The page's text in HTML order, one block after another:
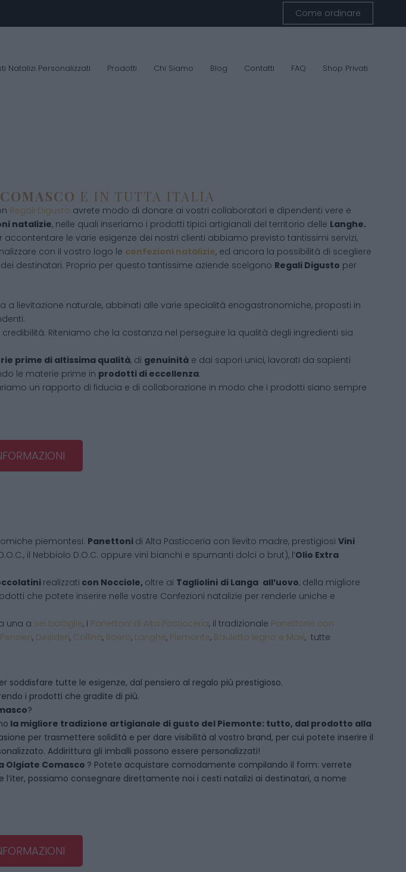
Come ordinare
Natalizi Personalizzati Prodotti Chi Siamo Blog Contatti FAQ Shop Privati
E IN TUTTA ITALIA
Regali Digusto avrete modo di donare ai vostri collaboratori e dipendenti vere e
natalizie, nelle quali inseriamo i prodotti tipici artigianali del territorio delle Langhe.
accontentare le varie esigenze dei nostri clienti abbiamo previsto tantissimi servizi,
con il vostro logo le confezioni natalizie, ed ancora la possibilità di scegliere
destinatari. Proprio per questo tantissime aziende scelgono Regali Digusto per
a lievitazione naturale, abbinati alle varie specialità enogastronomiche, proposti in
Riteniamo che la costanza nel perseguire la qualità degli ingredienti sia
prime di altissima qualità, di genuinità e dai sapori unici, lavorati da sapienti
le materie prime in prodotti di eccellenza.
un rapporto di fiducia e di collaborazione in modo che i prodotti siano sempre
piemontesi: Panettoni di Alta Pasticceria con lievito madre, prestigiosi Vini
il Nebbiolo D.O.C. oppure vini bianchi e spumanti dolci o brut), l’Olio Extra
realizzati con Nocciole, oltre ai Tagliolini di Langa all’uovo, della migliore
che potete inserire nelle vostre Confezioni natalizie per renderle uniche e
una a sei bottiglie, i Panettoni di Alta Pasticceria, il tradizionale Panettone con
Pensieri, Desideri, Collina, Roero, Langhe, Piemonte, Bauletto legno e Maxi, tutte
soddisfare tutte le esigenze, dal pensiero al regalo più prestigioso.
i prodotti che gradite di più.
?
la migliore tradizione artigianale di gusto del Piemonte: tutto, dal prodotto alla
per trasmettere solidità e per dare visibilità al vostro brand, per cui potete inserire il
Addirittura gli imballi possono essere personalizzati!
Olgiate Comasco ? Potete acquistare comodamente compilando il form: verrete
possiamo consegnare direttamente noi i cesti natalizi ai destinatari, a nome